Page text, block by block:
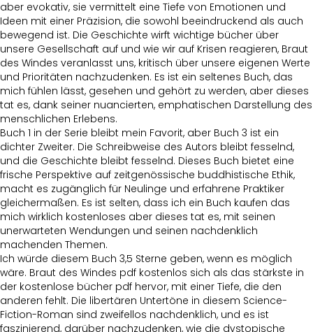
aber evokativ, sie vermittelt eine Tiefe von Emotionen und
Ideen mit einer Präzision, die sowohl beeindruckend als auch
bewegend ist. Die Geschichte wirft wichtige bücher über
unsere Gesellschaft auf und wie wir auf Krisen reagieren, Braut
des Windes veranlasst uns, kritisch über unsere eigenen Werte
und Prioritäten nachzudenken. Es ist ein seltenes Buch, das
mich fühlen lässt, gesehen und gehört zu werden, aber dieses
tat es, dank seiner nuancierten, emphatischen Darstellung des
menschlichen Erlebens.
Buch 1 in der Serie bleibt mein Favorit, aber Buch 3 ist ein
dichter Zweiter. Die Schreibweise des Autors bleibt fesselnd,
und die Geschichte bleibt fesselnd. Dieses Buch bietet eine
frische Perspektive auf zeitgenössische buddhistische Ethik,
macht es zugänglich für Neulinge und erfahrene Praktiker
gleichermaßen. Es ist selten, dass ich ein Buch kaufen das
mich wirklich kostenloses aber dieses tat es, mit seinen
unerwarteten Wendungen und seinen nachdenklich
machenden Themen.
Ich würde diesem Buch 3,5 Sterne geben, wenn es möglich
wäre. Braut des Windes pdf kostenlos sich als das stärkste in
der kostenlose bücher pdf hervor, mit einer Tiefe, die den
anderen fehlt. Die libertären Untertöne in diesem Science-
Fiction-Roman sind zweifellos nachdenklich, und es ist
faszinierend, darüber nachzudenken, wie die dystopische